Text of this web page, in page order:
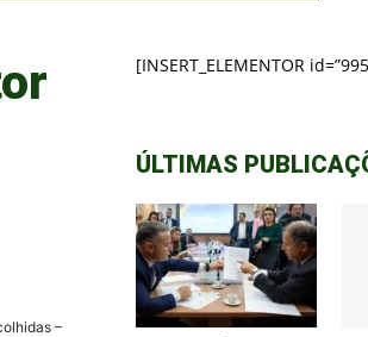
–
[INSERT_ELEMENTOR
ÚLTIMAS